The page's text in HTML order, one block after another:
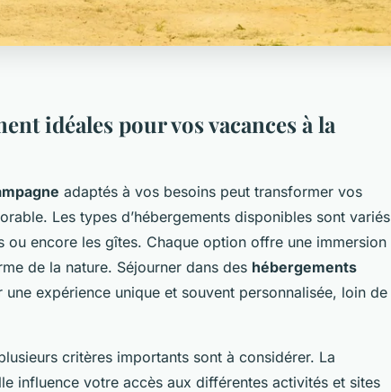
idéales pour vos vacances à la
adaptés à vos besoins peut transformer vos
Les types d’hébergements disponibles sont variés
ou encore les gîtes. Chaque option offre une immersion
de la nature. Séjourner dans des hébergements
une expérience unique et souvent personnalisée, loin de
critères importants sont à considérer. La
influence votre accès aux différentes activités et sites